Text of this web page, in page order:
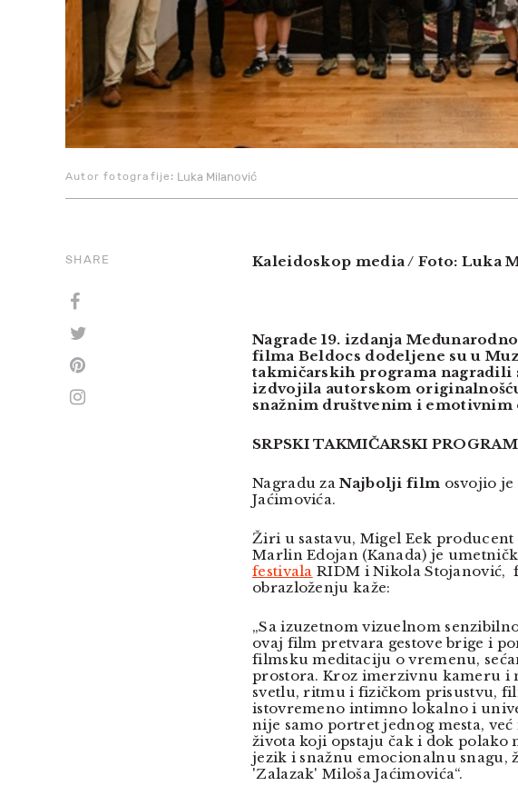
Luka Milanović
Autor fotografije:
SHARE Kaleidoskop media / Foto: Luka
Nagrade 19. izdanja
filma Beldocs dodeljene su u
takmičarskih programa nagradili
izdvojila autorskom
snažnim društvenim i emotivnim
SRPSKI TAKMIČARSKI PROGRAM
Nagradu zaNajbolji film osvojio je
Jaćimovića.
Žiri u sastavu, Migel Eek
Marlin Edojan (Kanada) je
festivala RIDM i Nikola
obrazloženju kaže:
„Sa izuzetnom vizuelnom
ovaj film pretvara gestove brige i
filmsku meditaciju o vremenu,
prostora. Kroz imerzivnu kameru i
svetlu, ritmu i fizičkom prisustvu,
istovremeno intimno lokalno i
nije samo portret jednog mesta,
života koji opstaju čak i dok polako
jezik i snažnu emocionalnu
'Zalazak' Miloša Jaćimovića“.